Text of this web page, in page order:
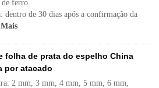
de ferro.
dentro de 30 dias após a confirmação da
Mais
folha de prata do espelho China
por atacado
2 mm, 3 mm, 4 mm, 5 mm, 6 mm,